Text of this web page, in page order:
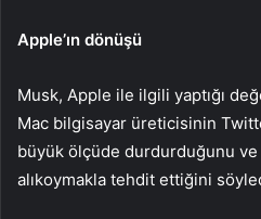
Apple’ın dönüşü
Musk, Apple ile ilgili yaptığı
Mac bilgisayar üreticisinin
büyük ölçüde durdurduğunu ve
alıkoymakla tehdit ettiğini